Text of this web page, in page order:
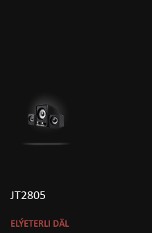
JT2805
ELÝETERLI DÄL